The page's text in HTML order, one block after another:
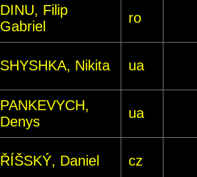
DINU, Filip
Gabriel
ro
SHYSHKA, Nikita ua
PANKEVYCH,
Denys
ua
ŘÍŠSKÝ, Daniel cz